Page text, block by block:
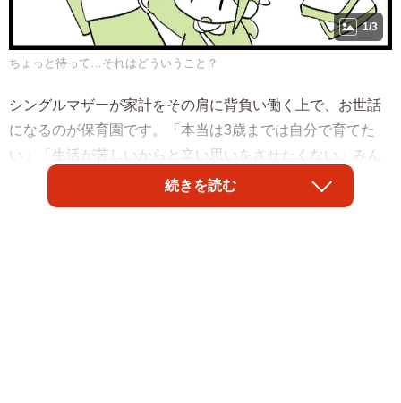
1/3
ちょっと待って…それはどういうこと？
シングルマザーが家計をその肩に背負い働く上で、お世話
になるのが保育園です。「本当は3歳までは自分で育てた
い」「生活が苦しいからと辛い思いをさせたくない」みん
なそれぞれの思いを抱えて悩みながらも、子どもたちを保
育園に通園させているシングルマザーはたくさんいます。
続きを読む